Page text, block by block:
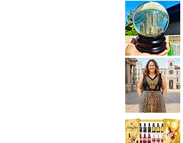
Village
Wreath
*LIMITED
EDITION*
Disney
Loungefly
Exclusive
Lilo
&
Stitch
Hearts
Mini
Backpack
Saks
Fifth
Avenue
New
York
City
Musical
Snow
Globe
Decoration
Gift
Bryant
Sleeveless
Abstract